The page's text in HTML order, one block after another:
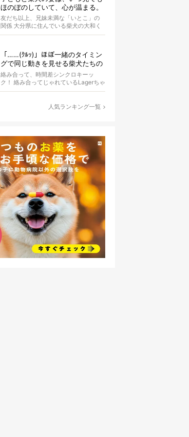
ほのぼのしていて、心が温まる。
友だち以上、兄妹未満な「いとこ」の
関係 大分県に住んでいる柴犬の大和く
ん。Instagramにたびたび登場する...
「……(ｸﾙｯ)」ほぼ一緒のタイミン
グで同じ動きを見せる柴犬たちの
シンクロっぷりがなんだかスゴイ
絡み合って、時間差シンクロキーッ
ク！ 絡み合ってじゃれているLagerちゃ
んとaleちゃん。いったいどんな体勢...
人気ランキング一覧